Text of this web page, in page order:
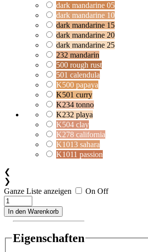
dark mandarine 05
dark mandarine 10
dark mandarine 15
dark mandarine 20
dark mandarine 25
232 mandarin
500 rough rust
501 calendula
K500 papaya
K501 curry
K234 tonno
K232 playa
K504 clay
K278 california
K1013 sahara
K1011 passion
❮
❯
Ganze Liste anzeigen
On Off
In den Warenkorb
Eigenschaften